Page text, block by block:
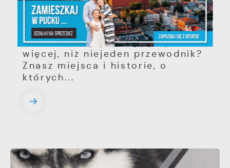
w szkoleniach i zyskaj wpływ na
turystykę w powiecie puckim.
Wiesz o swojej małej ojczyźnie
więcej, niż niejeden przewodnik?
Znasz miejsca i historie, o
których...